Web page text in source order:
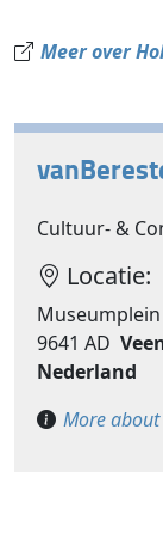
Meer over
Cultuur- &
Locatie:
Museumplein
9641 AD
Nederland
More about